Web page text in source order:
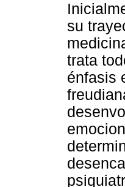
su
trata
énfasis